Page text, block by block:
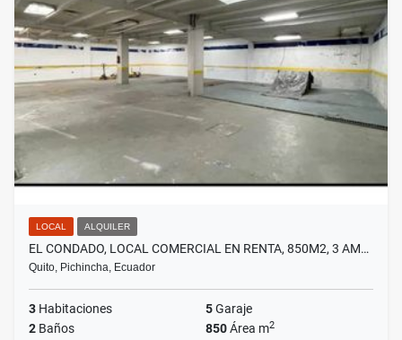
LOCAL ALQUILER
EL CONDADO, LOCAL COMERCIAL EN RENTA, 850M2, 3 AM…
Quito, Pichincha, Ecuador
3 Habitaciones 5Garaje
2 Baños 850Área m2